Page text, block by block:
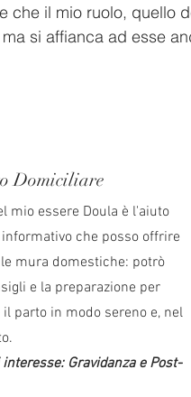
che il mio ruolo, quello
si affianca ad esse
Domiciliare
mio essere Doula è l'aiuto
che posso offrire
mura domestiche: potrò
e la preparazione per
parto in modo sereno e, nel
Gravidanza e Post-